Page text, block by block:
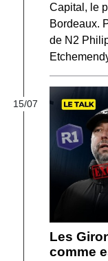
Capital, le
Bordeaux.
de N2
15/07
Les
comme